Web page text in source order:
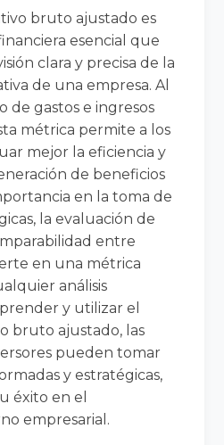
bruto ajustado es
esencial que
clara y precisa de la
de una empresa. Al
de gastos e ingresos
métrica permite a los
mejor la eficiencia y
de beneficios
en la toma de
la evaluación de
entre
en una métrica
análisis
y utilizar el
bruto ajustado, las
pueden tomar
y estratégicas,
éxito en el
empresarial.